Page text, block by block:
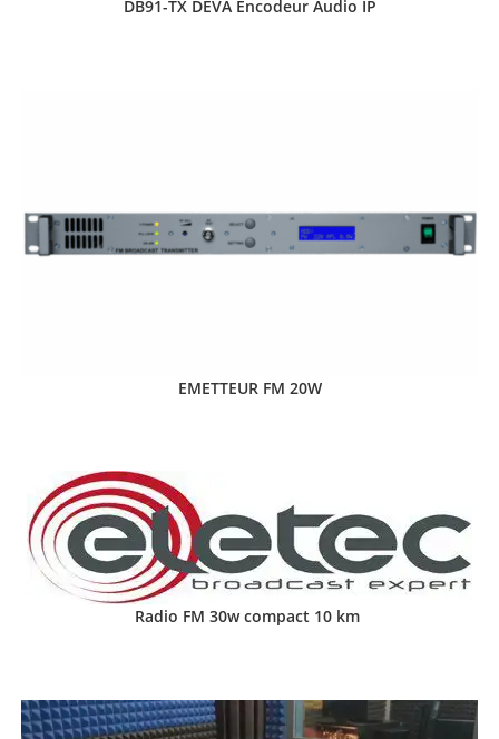
DB91-TX DEVA Encodeur Audio IP
EMETTEUR FM 20W
Radio FM 30w compact 10 km